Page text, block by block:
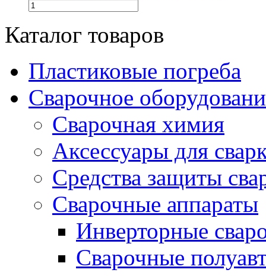
Каталог товаров
Пластиковые погреба
Сварочное
Сварочная химия
Аксессуары для
Средства защиты
Сварочные аппараты
Инверторные
Сварочные